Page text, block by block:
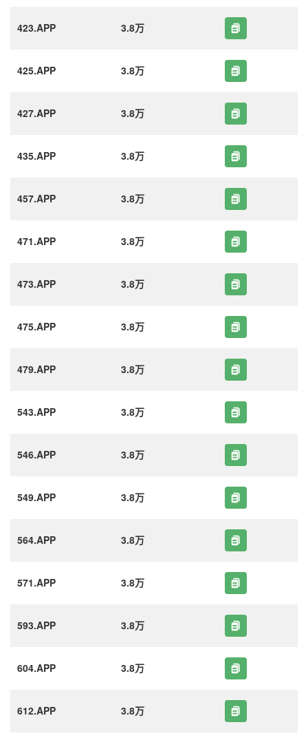
423.APP 3.8万
425.APP 3.8万
427.APP 3.8万
435.APP 3.8万
457.APP 3.8万
471.APP 3.8万
473.APP 3.8万
475.APP 3.8万
479.APP 3.8万
543.APP 3.8万
546.APP 3.8万
549.APP 3.8万
564.APP 3.8万
571.APP 3.8万
593.APP 3.8万
604.APP 3.8万
612.APP 3.8万